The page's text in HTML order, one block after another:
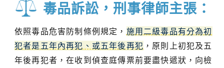
毒品訴訟，刑事律師主張：
依照毒品危害防制條例規定， 施用二級毒品有分為初
犯者是五年內再犯、或五年後再犯 ，原則上初犯及五
年後再犯者，在收到偵查庭傳票前要盡快遞狀，向檢